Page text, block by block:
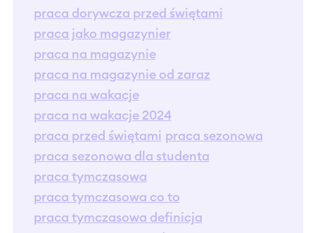
praca dorywcza przed świętami
praca jako magazynier
praca na magazynie
praca na magazynie od zaraz
praca na wakacje
praca na wakacje 2024
praca przed świętami praca sezonowa
praca sezonowa dla studenta
praca tymczasowa
praca tymczasowa co to
praca tymczasowa definicja